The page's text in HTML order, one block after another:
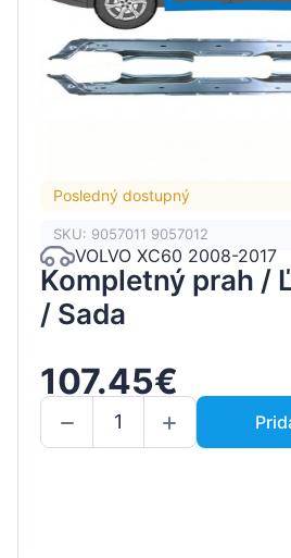
Posledný dostupný
SKU: 9057011 9057012
VOLVO XC60 2008-2017
Kompletný prah /
/ Sada
107.45€